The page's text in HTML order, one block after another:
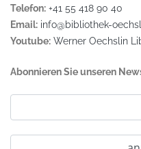
Telefon: +41 55 418 90 40
Email: info@bibliothek-
Youtube: Werner Oechslin
Abonnieren Sie unseren